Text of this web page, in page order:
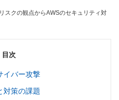
スクの観点からAWSのセキュリティ対
目次
イバー攻撃
対策の課題